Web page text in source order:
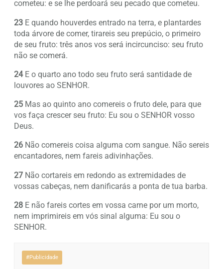
cometeu: e se lhe perdoará seu pecado que cometeu.
23 E quando houverdes entrado na terra, e plantardes
toda árvore de comer, tirareis seu prepúcio, o primeiro
de seu fruto: três anos vos será incircunciso: seu fruto
não se comerá.
24E o quarto ano todo seu fruto será santidade de
louvores ao SENHOR.
25 Mas ao quinto ano comereis o fruto dele, para que
vos faça crescer seu fruto: Eu sou o SENHOR vosso
Deus.
26 Não comereis coisa alguma com sangue. Não sereis
encantadores, nem fareis adivinhações.
27 Não cortareis em redondo as extremidades de
vossas cabeças, nem danificarás a ponta de tua barba.
28 E não fareis cortes em vossa carne por um morto,
nem imprimireis em vós sinal alguma: Eu sou o
SENHOR.
#Publicidade